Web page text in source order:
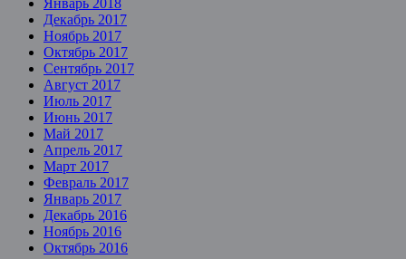
Январь 2018
Декабрь 2017
Ноябрь 2017
Октябрь 2017
Сентябрь 2017
Август 2017
Июль 2017
Июнь 2017
Май 2017
Апрель 2017
Март 2017
Февраль 2017
Январь 2017
Декабрь 2016
Ноябрь 2016
Октябрь 2016